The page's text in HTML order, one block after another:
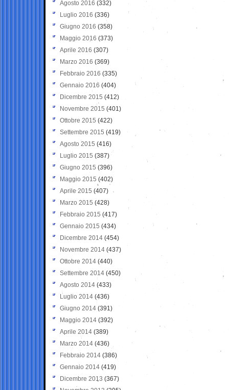
Agosto 2016 (332)
Luglio 2016 (336)
Giugno 2016 (358)
Maggio 2016 (373)
Aprile 2016 (307)
Marzo 2016 (369)
Febbraio 2016 (335)
Gennaio 2016 (404)
Dicembre 2015 (412)
Novembre 2015 (401)
Ottobre 2015 (422)
Settembre 2015 (419)
Agosto 2015 (416)
Luglio 2015 (387)
Giugno 2015 (396)
Maggio 2015 (402)
Aprile 2015 (407)
Marzo 2015 (428)
Febbraio 2015 (417)
Gennaio 2015 (434)
Dicembre 2014 (454)
Novembre 2014 (437)
Ottobre 2014 (440)
Settembre 2014 (450)
Agosto 2014 (433)
Luglio 2014 (436)
Giugno 2014 (391)
Maggio 2014 (392)
Aprile 2014 (389)
Marzo 2014 (436)
Febbraio 2014 (386)
Gennaio 2014 (419)
Dicembre 2013 (367)